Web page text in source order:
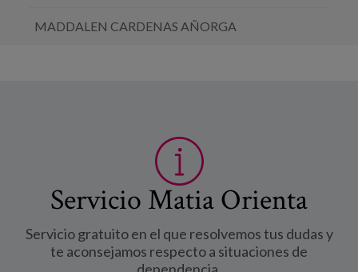
MADDALEN CARDENAS AÑORGA
Servicio Matia Orienta
Servicio gratuito en el que resolvemos tus dudas y
te aconsejamos respecto a situaciones de